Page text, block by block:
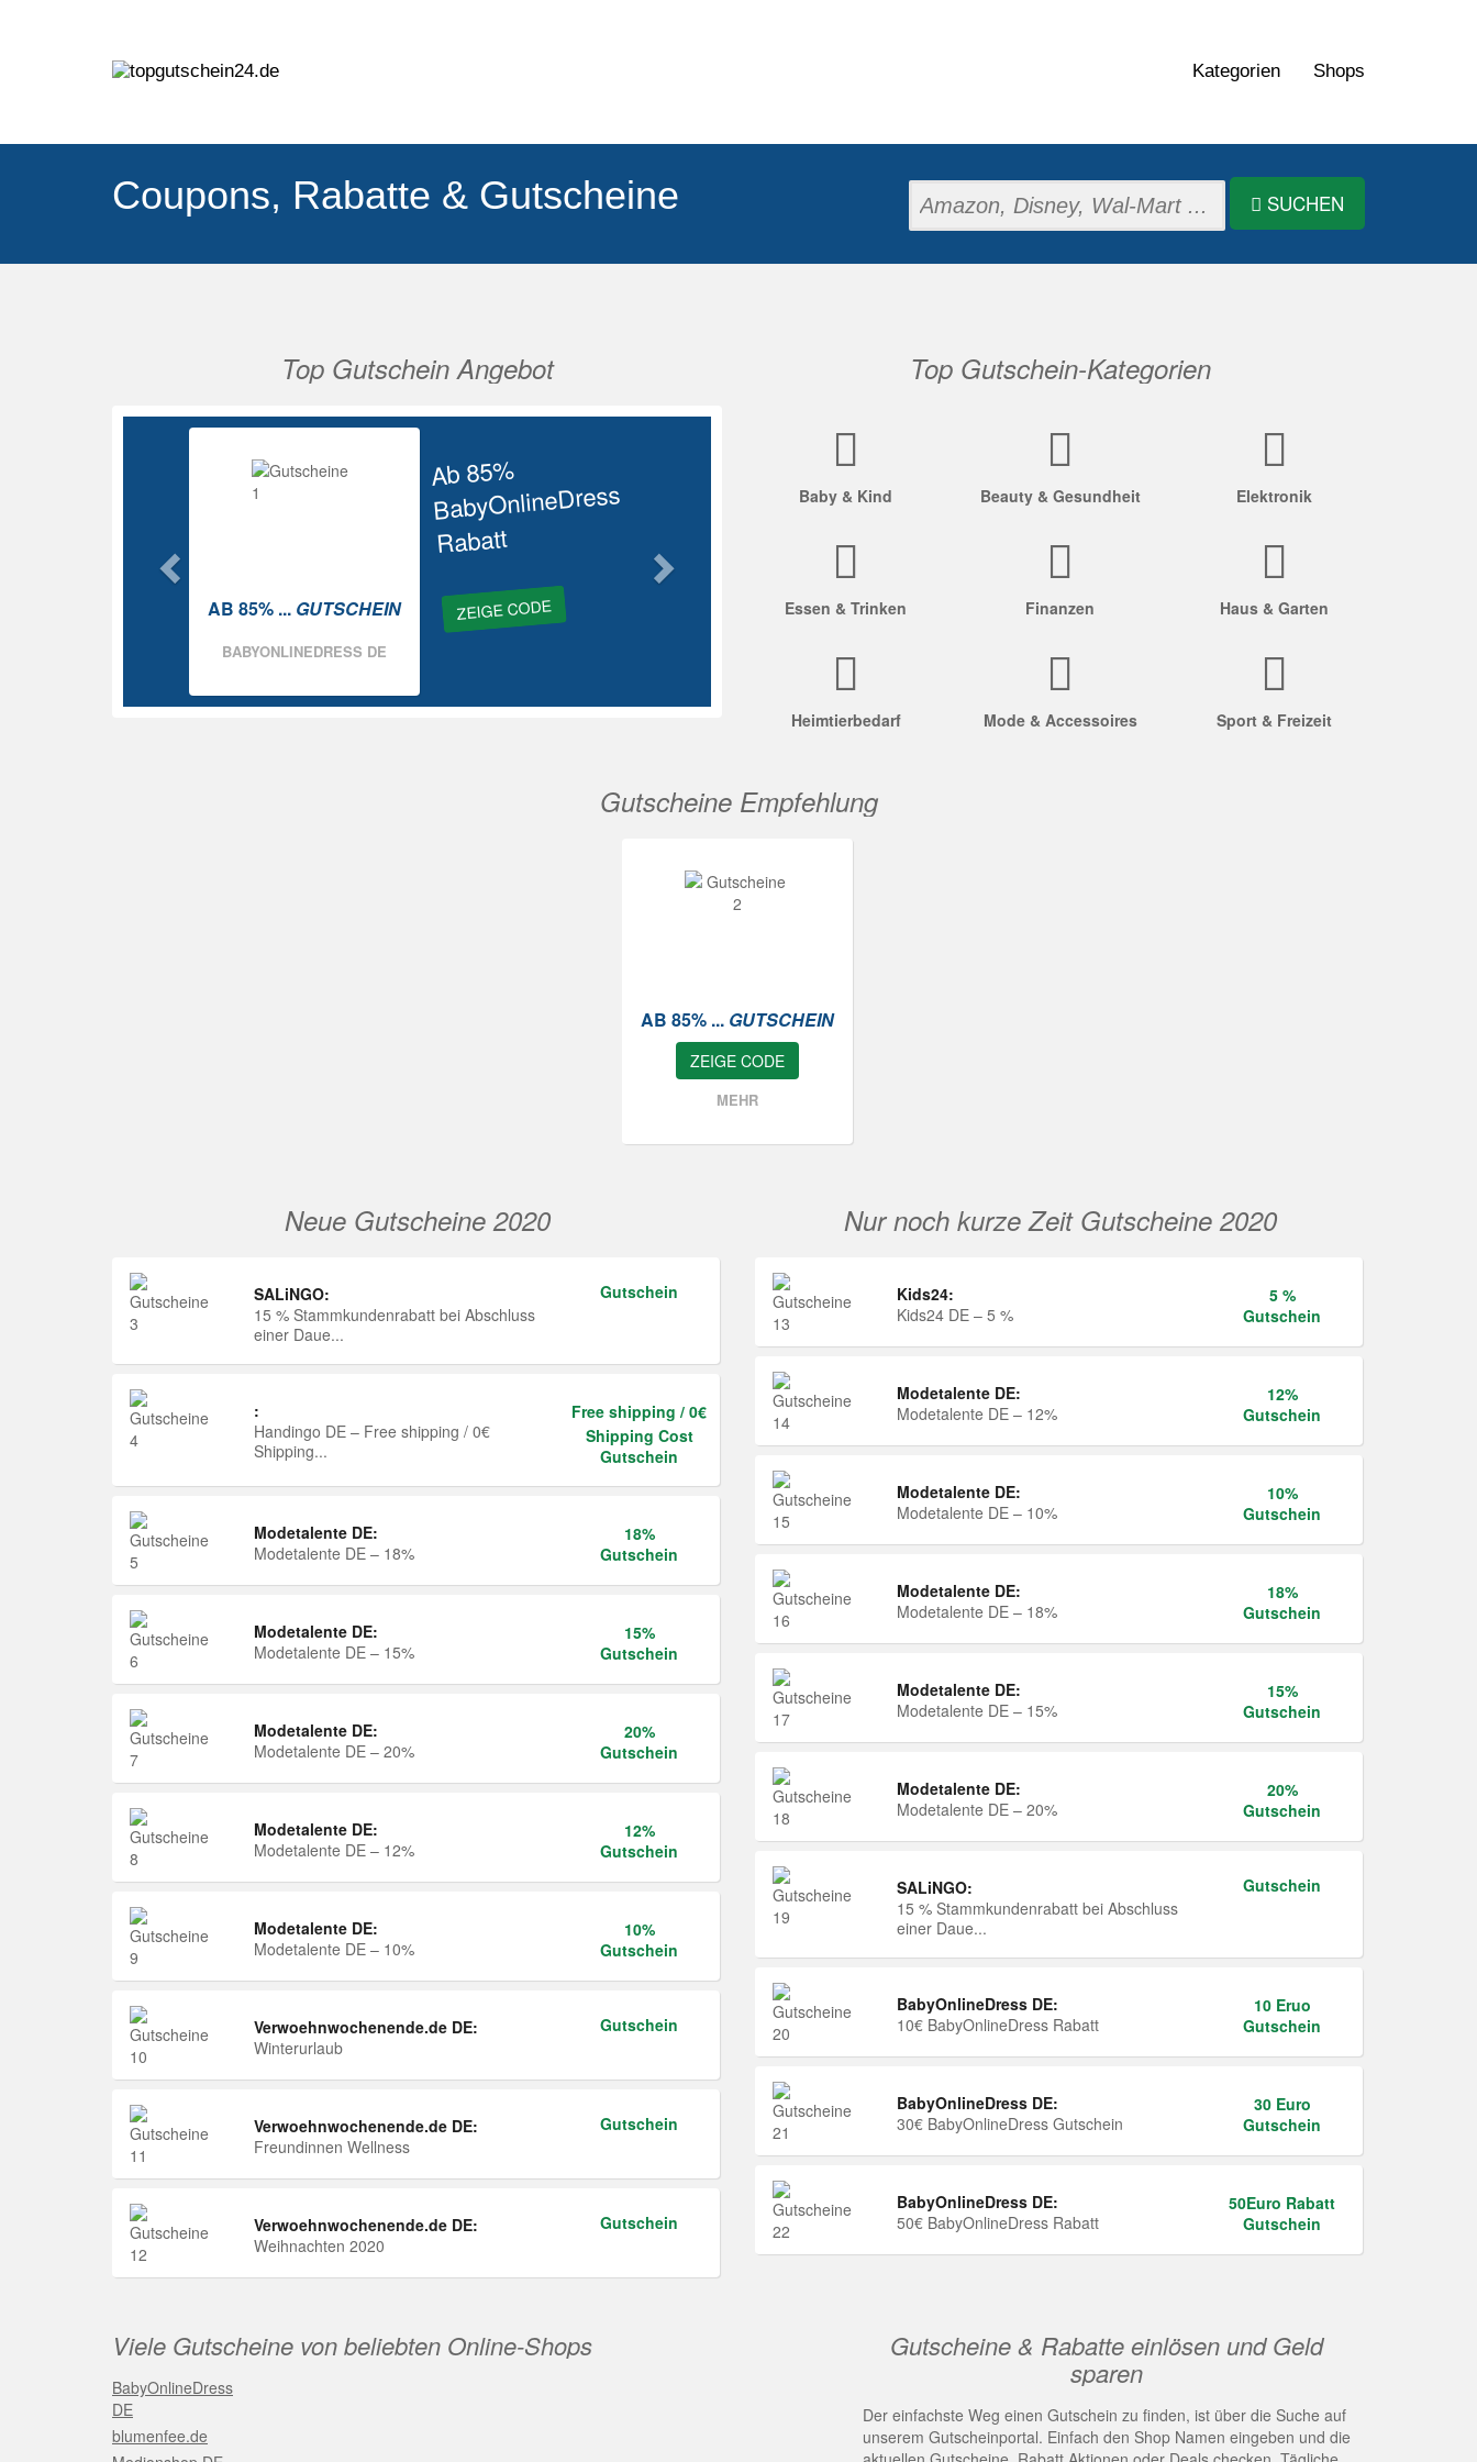
Kategorien Shops
Coupons, Rabatte & Gutscheine SUCHEN
Top Gutschein Angebot
Ab 85%
BabyOnlineDress
Rabatt
ZEIGE CODE
AB 85% ... GUTSCHEIN
BABYONLINEDRESS DE
Vorherige
Top Gutschein-Kategorien
Baby & Kind Beauty & Gesundheit Elektronik
Essen & Trinken Finanzen Haus & Garten
Heimtierbedarf Mode & Accessoires Sport & Freizeit
Gutscheine Empfehlung
AB 85% ... GUTSCHEIN
ZEIGE CODE
MEHR
Neue Gutscheine 2020
SALiNGO:
15 % Stammkundenrabatt bei Abschluss
einer Daue...
Gutschein
:
Handingo DE – Free shipping / 0€
Shipping...
Free shipping / 0€
Shipping Cost
Gutschein
Modetalente DE:
Modetalente DE – 18%
18%
Gutschein
Modetalente DE:
Modetalente DE – 15%
15%
Gutschein
Modetalente DE:
Modetalente DE – 20%
20%
Gutschein
Modetalente DE:
Modetalente DE – 12%
12%
Gutschein
Modetalente DE:
Modetalente DE – 10%
10%
Gutschein
Verwoehnwochenende.de DE:
Winterurlaub
Gutschein
Verwoehnwochenende.de DE:
Freundinnen Wellness
Gutschein
Verwoehnwochenende.de DE:
Weihnachten 2020
Gutschein
Nur noch kurze Zeit Gutscheine 2020
Kids24:
Kids24 DE – 5 %
5 %
Gutschein
Modetalente DE:
Modetalente DE – 12%
12%
Gutschein
Modetalente DE:
Modetalente DE – 10%
10%
Gutschein
Modetalente DE:
Modetalente DE – 18%
18%
Gutschein
Modetalente DE:
Modetalente DE – 15%
15%
Gutschein
Modetalente DE:
Modetalente DE – 20%
20%
Gutschein
SALiNGO:
15 % Stammkundenrabatt bei Abschluss
einer Daue...
Gutschein
BabyOnlineDress DE:
10€ BabyOnlineDress Rabatt
10 Eruo
Gutschein
BabyOnlineDress DE:
30€ BabyOnlineDress Gutschein
30 Euro
Gutschein
BabyOnlineDress DE:
50€ BabyOnlineDress Rabatt
50Euro Rabatt
Gutschein
Viele Gutscheine von beliebten Online-Shops
BabyOnlineDress
DE
blumenfee.de
Gutscheine & Rabatte einlösen und Geld
sparen
Der einfachste Weg einen Gutschein zu finden, ist über die Suche auf
unserem Gutscheinportal. Einfach den Shop Namen eingeben und die